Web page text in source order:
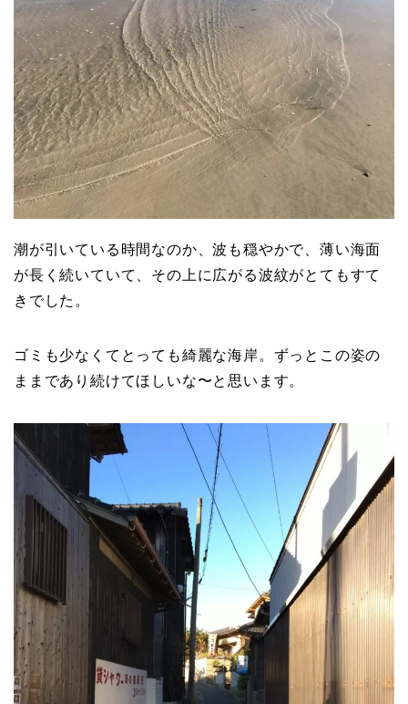
潮が引いている時間なのか、波も穏やかで、薄い海面
が長く続いていて、その上に広がる波紋がとてもすて
きでした。
ゴミも少なくてとっても綺麗な海岸。ずっとこの姿の
ままであり続けてほしいな〜と思います。